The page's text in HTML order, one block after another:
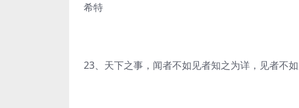
希特
23、天下之事，闻者不如见者知之为详，见者不